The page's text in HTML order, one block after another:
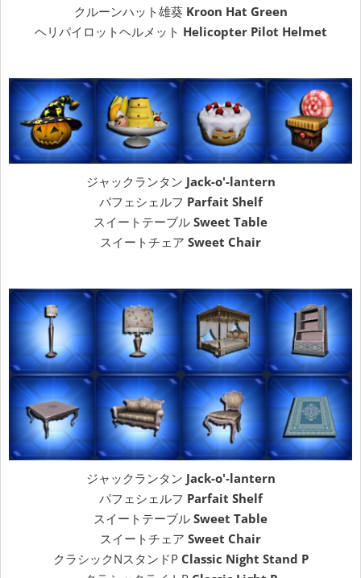
クルーンハット雄葵 Kroon Hat Green
ヘリパイロットヘルメット Helicopter Pilot Helmet
ジャックランタン Jack-o'-lantern
パフェシェルフ Parfait Shelf
スイートテーブル Sweet Table
スイートチェア Sweet Chair
ジャックランタン Jack-o'-lantern
パフェシェルフ Parfait Shelf
スイートテーブル Sweet Table
スイートチェア Sweet Chair
クラシックNスタンドP Classic Night Stand P